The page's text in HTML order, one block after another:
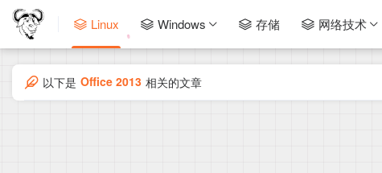
Linux Windows 存储 网络技术
以下是 Office 2013 相关的文章